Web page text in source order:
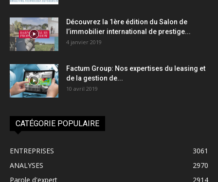
Découvrez la 1ère édition du Salon de
l’immobilier international de prestige...
4 janvier 2019
Factum Group: Nos expertises du leasing et
de la gestion de...
10 avril 2019
CATÉGORIE POPULAIRE
ENTREPRISES
3061
ANALYSES
2970
Parole d'expert
2914